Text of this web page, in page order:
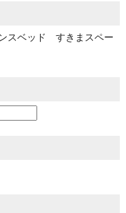
スベッド すきまスペー